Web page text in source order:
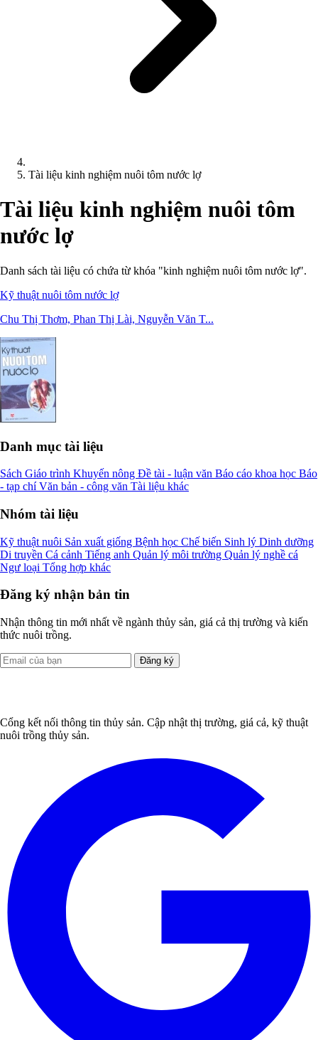
Tài liệu kinh nghiệm nuôi tôm nước lợ
Tài liệu kinh nghiệm nuôi tôm
nước lợ
Danh sách tài liệu có chứa từ khóa "kinh nghiệm nuôi tôm nước lợ".
Kỹ thuật nuôi tôm nước lợ
Chu Thị Thơm, Phan Thị Lài, Nguyễn Văn T...
Danh mục tài liệu
Sách Giáo trình Khuyến nông Đề tài - luận văn Báo cáo khoa học Báo
- tạp chíVăn bản - công văn Tài liệu khác
Nhóm tài liệu
Kỹ thuật nuôi Sản xuất giống Bệnh học Chế biến Sinh lý Dinh dưỡng
Di truyền Cá cảnh Tiếng anh Quản lý môi trường Quản lý nghề cá
Ngư loại Tổng hợp khác
Đăng ký nhận bản tin
Nhận thông tin mới nhất về ngành thủy sản, giá cả thị trường và kiến
thức nuôi trồng.
Đăng ký
Cổng kết nối thông tin thủy sản. Cập nhật thị trường, giá cả, kỹ thuật
nuôi trồng thủy sản.